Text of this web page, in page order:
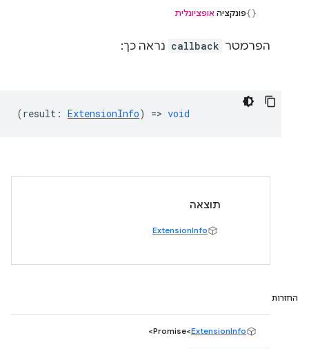
פונקציה אופציונלית
הפרמטר callback נראה כך:
(result : ExtensionInfo) => void
תוצאה
ExtensionInfo
החזרות
Promise<ExtensionInfo
>